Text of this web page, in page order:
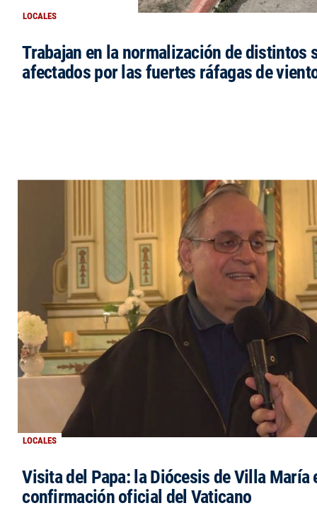
LOCALES
Trabajan en la normalización de distintos
afectados por las fuertes ráfagas de
LOCALES
Visita del Papa: la Diócesis de Villa María
confirmación oficial del Vaticano